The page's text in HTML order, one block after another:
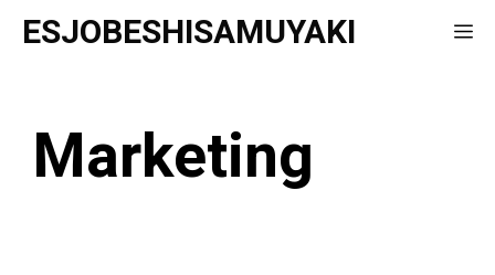
Saltar
ESJOBESHISAMUYAKI
Marketing